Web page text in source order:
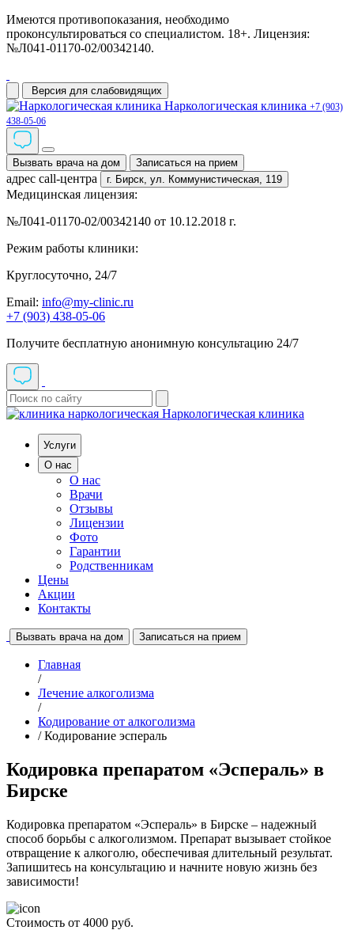
Имеются противопоказания, необходимо
проконсультироваться со специалистом. 18+. Лицензия:
№Л041-01170-02/00342140.
Версия для слабовидящих
Наркологическая клиника +7 (903)
438-05-06
Вызвать врача на дом Записаться на прием
адрес call-центра г. Бирск, ул. Коммунистическая, 119
Медицинская лицензия:
№Л041-01170-02/00342140 от 10.12.2018 г.
Режим работы клиники:
Круглосуточно, 24/7
Email: info@my-clinic.ru
+7 (903) 438-05-06
Получите бесплатную анонимную консультацию 24/7
Наркологическая клиника
Услуги
О нас
О нас
Врачи
Отзывы
Лицензии
Фото
Гарантии
Родственникам
Цены
Акции
Контакты
Вызвать врача на дом Записаться на прием
Главная
/
Лечение алкоголизма
/
Кодирование от алкоголизма
/ Кодирование эспераль
Кодировка препаратом «Эспераль» в
Бирске
Кодировка препаратом «Эспераль» в Бирске – надежный
способ борьбы с алкоголизмом. Препарат вызывает стойкое
отвращение к алкоголю, обеспечивая длительный результат.
Запишитесь на консультацию и начните новую жизнь без
зависимости!
Стоимость от 4000 руб.